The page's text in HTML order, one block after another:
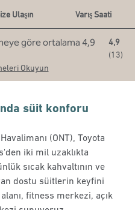
Ulaşın
Varış Saati
4,9
(13)
Okuyun
süit konforu
(ONT), Toyota
iki mil uzaklıkta
sıcak kahvaltının ve
dostu süitlerin keyfini
fitness merkezi, açık